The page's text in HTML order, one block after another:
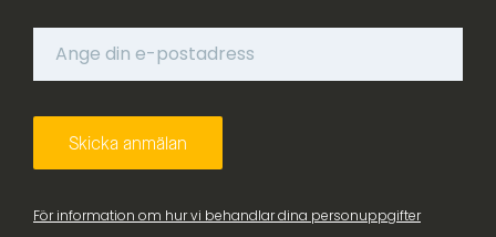
För information om hur vi behandlar dina personuppgifter